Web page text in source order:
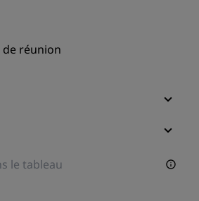
réunion